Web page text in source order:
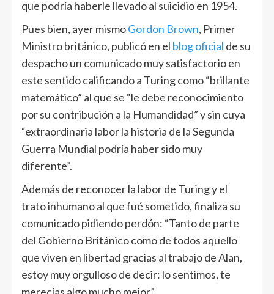
que podría haberle llevado al suicidio en 1954.
Pues bien, ayer mismoGordon Brown, Primer
Ministro británico, publicó en el blog oficial de su
despacho un comunicado muy satisfactorio en
este sentido calificando a Turing como “brillante
matemático” al que se “le debe reconocimiento
por su contribución a la Humandidad” y sin cuya
“extraordinaria labor la historia de la Segunda
Guerra Mundial podría haber sido muy
diferente”.
Además de reconocer la labor de Turing y el
trato inhumano al que fué sometido, finaliza su
comunicado pidiendo perdón: “Tanto de parte
del Gobierno Británico como de todos aquello
que viven en libertad gracias al trabajo de Alan,
estoy muy orgulloso de decir: lo sentimos, te